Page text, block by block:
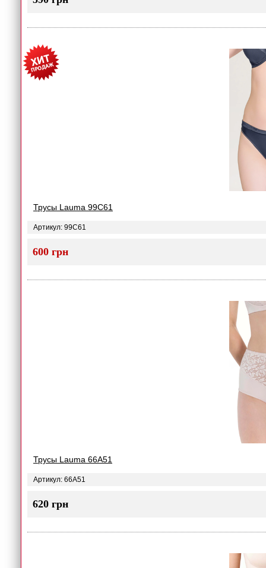
Трусы Lauma 99C61
Артикул: 99C61
600 грн
Трусы Lauma 66A51
Артикул: 66A51
620 грн